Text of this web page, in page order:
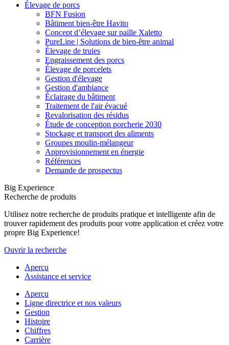
Élevage de porcs
BFN Fusion
Bâtiment bien-être Havito
Concept d’élevage sur paille Xaletto
PureLine | Solutions de bien-être animal
Élevage de truies
Engraissement des porcs
Élevage de porcelets
Gestion d'élevage
Gestion d'ambiance
Éclairage du bâtiment
Traitement de l'air évacué
Revalorisation des résidus
Étude de conception porcherie 2030
Stockage et transport des aliments
Groupes moulin-mélangeur
Approvisionnement en énergie
Références
Demande de prospectus
Big Experience
Recherche de produits
Utilisez notre recherche de produits pratique et intelligente afin de
trouver rapidement des produits pour votre application et créez votre
propre Big Experience!
Ouvrir la recherche
Aperçu
Assistance et service
Aperçu
Ligne directrice et nos valeurs
Gestion
Histoire
Chiffres
Carrière